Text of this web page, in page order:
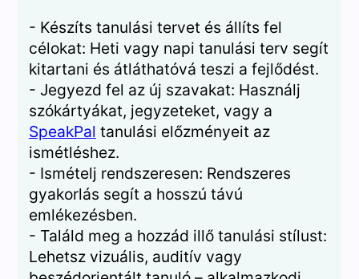
- Készíts tanulási tervet és állíts fel
célokat: Heti vagy napi tanulási terv segít
kitartani és átláthatóvá teszi a fejlődést.
- Jegyezd fel az új szavakat: Használj
szókártyákat, jegyzeteket, vagy a
SpeakPal tanulási előzményeit az
ismétléshez.
- Ismételj rendszeresen: Rendszeres
gyakorlás segít a hosszú távú
emlékezésben.
- Találd meg a hozzád illő tanulási stílust:
Lehetsz vizuális, auditív vagy